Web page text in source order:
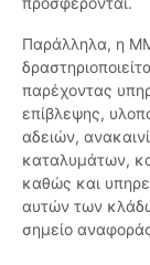
Παράλληλα, η
παρέχοντας
επίβλεψης,
αδειών,
καταλυμάτων,
καθώς και
αυτών των
σημείο